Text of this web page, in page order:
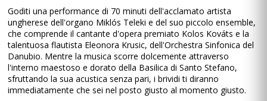
Goditi una performance di 70 minuti dell'acclamato artista
ungherese dell'organo Miklós Teleki e del suo piccolo ensemble,
che comprende il cantante d'opera premiato Kolos Kováts e la
talentuosa flautista Eleonora Krusic, dell'Orchestra Sinfonica del
Danubio. Mentre la musica scorre dolcemente attraverso
l'interno maestoso e dorato della Basilica di Santo Stefano,
sfruttando la sua acustica senza pari, i brividi ti diranno
immediatamente che sei nel posto giusto al momento giusto.